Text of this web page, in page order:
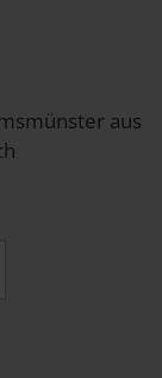
aus